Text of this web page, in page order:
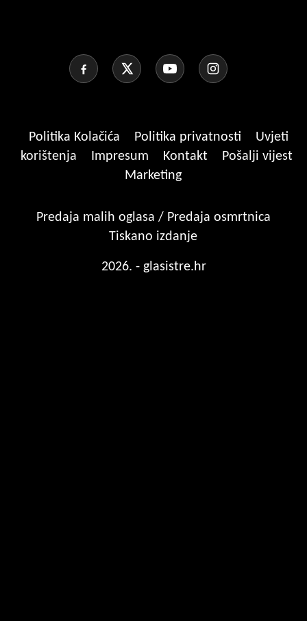
Politika Kolačića Politika privatnosti
Uvjeti
korištenja
Impresum Kontakt
Pošalji vijest
Marketing
Predaja malih oglasa / Predaja osmrtnica
Tiskano izdanje
2026. - glasistre.hr